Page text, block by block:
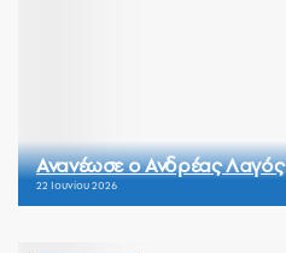
Ανανέωσε ο Ανδρέας Λαγός
22 Ιουνίου 2026